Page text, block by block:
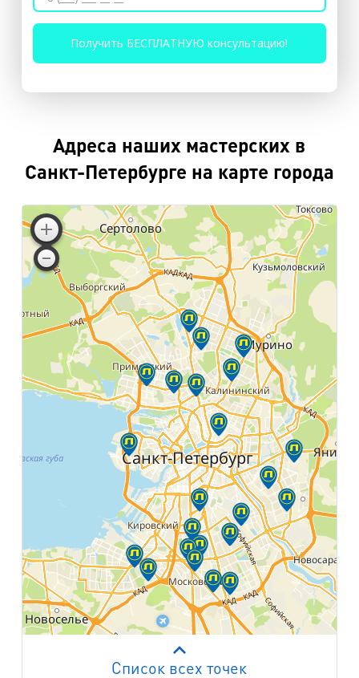
Адреса наших мастерских в
Санкт-Петербурге на карте города
Работает на API 2ГИС
Лицензионное соглашение
Список всех точек